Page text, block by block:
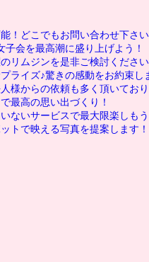
！どこでもお問い合わせ下さ
会を最高潮に盛り上げよう！
リムジンを是非ご検討くださ
ライズ♪驚きの感動をお約束し
様からの依頼も多く頂いてお
最高の思い出づくり！
ないサービスで最大限楽しも
トで映える写真を提案します！